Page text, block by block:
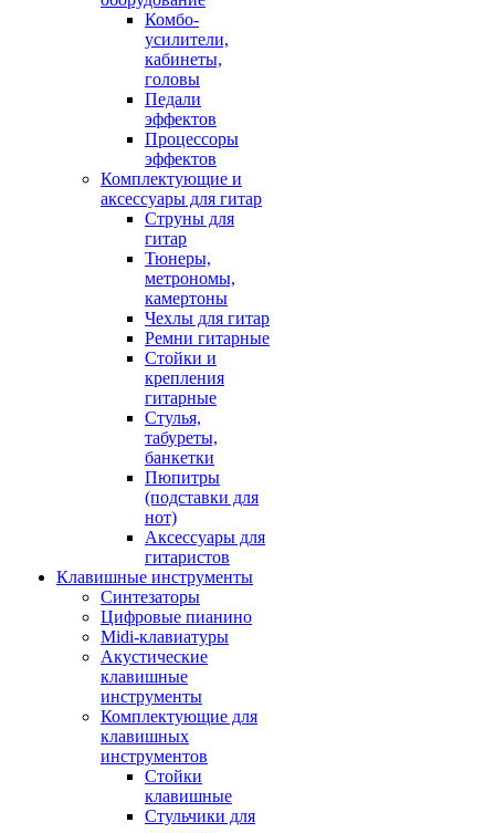
Комбо-
усилители,
кабинеты,
головы
Педали
эффектов
Процессоры
эффектов
Комплектующие и
аксессуары для гитар
Струны для
гитар
Тюнеры,
метрономы,
камертоны
Чехлы для гитар
Ремни гитарные
Стойки и
крепления
гитарные
Стулья,
табуреты,
банкетки
Пюпитры
(подставки для
нот)
Аксессуары для
гитаристов
Клавишные инструменты
Синтезаторы
Цифровые пианино
Midi-клавиатуры
Акустические
клавишные
инструменты
Комплектующие для
клавишных
инструментов
Стойки
клавишные
Стульчики для